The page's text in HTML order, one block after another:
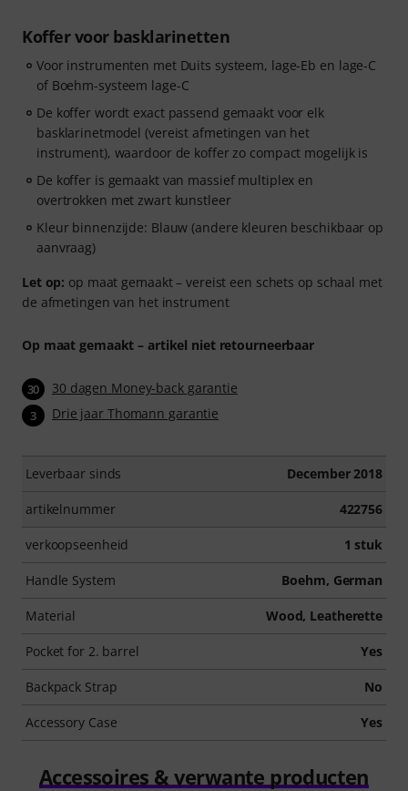
Koffer voor basklarinetten
Voor instrumenten met Duits systeem, lage-Eb en lage-C
of Boehm-systeem lage-C
De koffer wordt exact passend gemaakt voor elk
basklarinetmodel (vereist afmetingen van het
instrument), waardoor de koffer zo compact mogelijk is
De koffer is gemaakt van massief multiplex en
overtrokken met zwart kunstleer
Kleur binnenzijde: Blauw (andere kleuren beschikbaar op
aanvraag)
Let op: op maat gemaakt – vereist een schets op schaal met
de afmetingen van het instrument
Op maat gemaakt – artikel niet retourneerbaar
30 30 dagen Money-back garantie
3 Drie jaar Thomann garantie
Leverbaar sinds December 2018
artikelnummer 422756
verkoopseenheid 1 stuk
Handle System Boehm, German
Material Wood, Leatherette
Pocket for 2. barrel Yes
Backpack Strap No
Accessory Case Yes
Accessoires & verwante producten